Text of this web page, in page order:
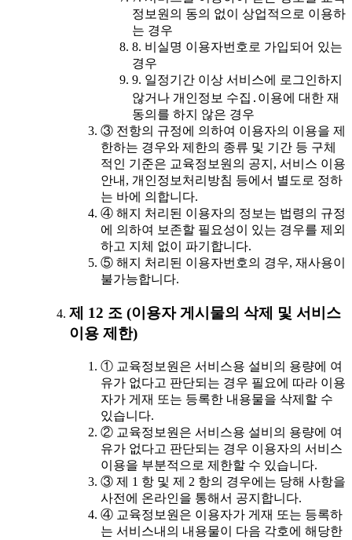
정보원의 동의 없이 상업적으로 이용하
는 경우
8. 비실명 이용자번호로 가입되어 있는
경우
9. 일정기간 이상 서비스에 로그인하지
않거나 개인정보 수집․이용에 대한 재
동의를 하지 않은 경우
③ 전항의 규정에 의하여 이용자의 이용을 제
한하는 경우와 제한의 종류 및 기간 등 구체
적인 기준은 교육정보원의 공지, 서비스 이용
안내, 개인정보처리방침 등에서 별도로 정하
는 바에 의합니다.
④ 해지 처리된 이용자의 정보는 법령의 규정
에 의하여 보존할 필요성이 있는 경우를 제외
하고 지체 없이 파기합니다.
⑤ 해지 처리된 이용자번호의 경우, 재사용이
불가능합니다.
제 12 조 (이용자 게시물의 삭제 및 서비스
이용 제한)
① 교육정보원은 서비스용 설비의 용량에 여
유가 없다고 판단되는 경우 필요에 따라 이용
자가 게재 또는 등록한 내용물을 삭제할 수
있습니다.
② 교육정보원은 서비스용 설비의 용량에 여
유가 없다고 판단되는 경우 이용자의 서비스
이용을 부분적으로 제한할 수 있습니다.
③ 제 1 항 및 제 2 항의 경우에는 당해 사항을
사전에 온라인을 통해서 공지합니다.
④ 교육정보원은 이용자가 게재 또는 등록하
는 서비스내의 내용물이 다음 각호에 해당한